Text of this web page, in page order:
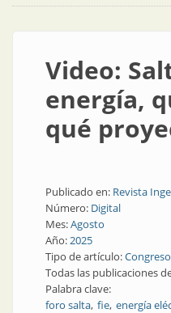
Video:
energía,
qué
Publicado en: Revista
Número: Digital
Mes:Agosto
Año:2025
Tipo de artículo:
Todas las publicaciones
Palabra clave:
foro salta fie energía